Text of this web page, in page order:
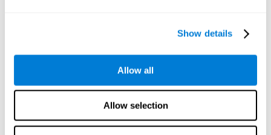
Show details
Allow all
Allow selection